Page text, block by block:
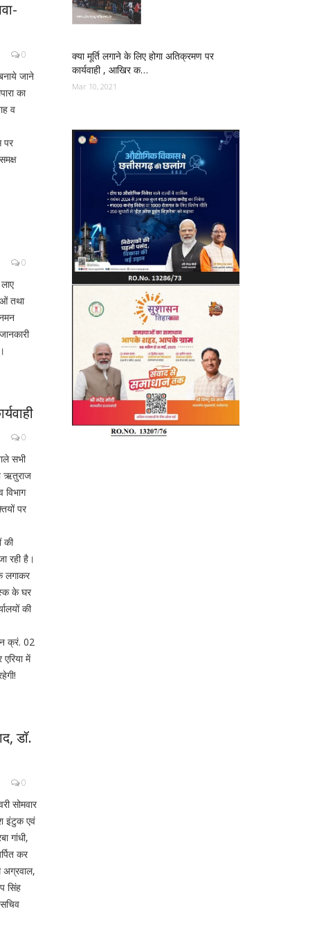
0
जाने
का
व
पर
0
तथा
0
सभी
ऋतुराज
पर
की
रही है।
लगाकर
के घर
की
क्रं. 02
में
डॉ.
0
सोमवार
इंटुक एवं
गांधी,
कर
अग्रवाल,
सिंह
क्या मूर्ति लगाने के लिए होगा अतिक्रमण पर
कार्यवाही , आखिर क…
Mar 10, 2021